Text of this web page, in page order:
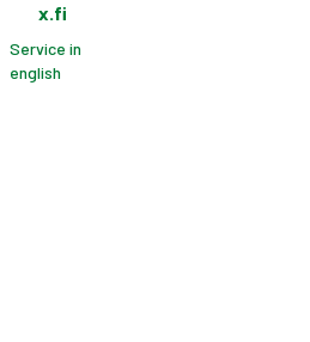
x.fi
Service in
english